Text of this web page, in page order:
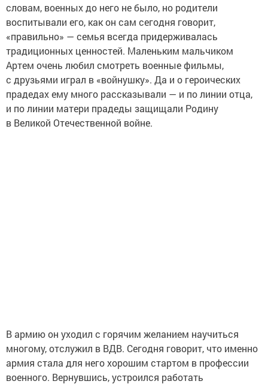
словам, военных до него не было, но родители
воспитывали его, как он сам сегодня говорит,
«правильно» — семья всегда придерживалась
традиционных ценностей. Маленьким мальчиком
Артем очень любил смотреть военные фильмы,
с друзьями играл в «войнушку». Да и о героических
прадедах ему много рассказывали — и по линии отца,
и по линии матери прадеды защищали Родину
в Великой Отечественной войне.
В армию он уходил с горячим желанием научиться
многому, отслужил в ВДВ. Сегодня говорит, что именно
армия стала для него хорошим стартом в профессии
военного. Вернувшись, устроился работать